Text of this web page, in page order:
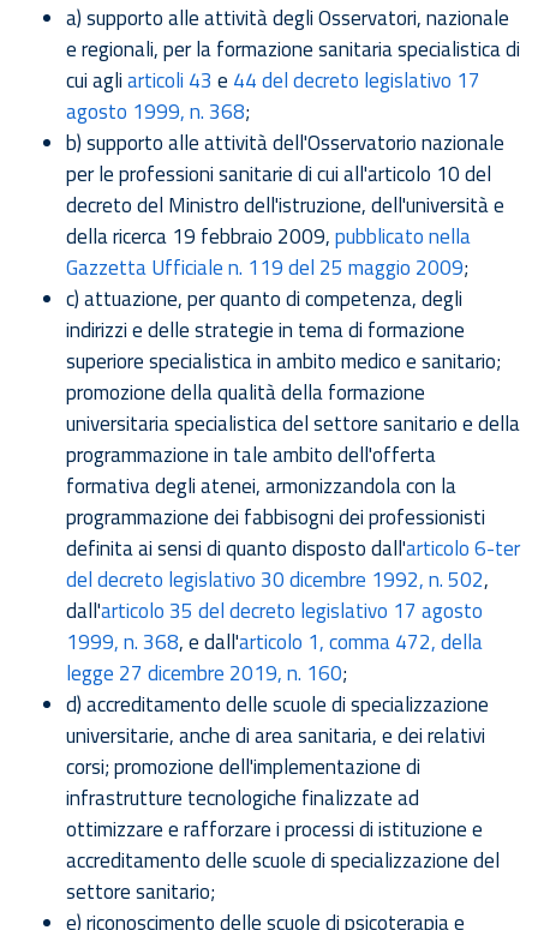
a) supporto alle attività degli Osservatori, nazionale
e regionali, per la formazione sanitaria specialistica di
cui agliarticoli 43 e 44 del decreto legislativo 17
agosto 1999, n. 368;
b) supporto alle attività dell'Osservatorio nazionale
per le professioni sanitarie di cui all'articolo 10 del
decreto del Ministro dell'istruzione, dell'università e
della ricerca 19 febbraio 2009,pubblicato nella
Gazzetta Ufficiale n. 119 del 25 maggio 2009;
c) attuazione, per quanto di competenza, degli
indirizzi e delle strategie in tema di formazione
superiore specialistica in ambito medico e sanitario;
promozione della qualità della formazione
universitaria specialistica del settore sanitario e della
programmazione in tale ambito dell'offerta
formativa degli atenei, armonizzandola con la
programmazione dei fabbisogni dei professionisti
definita ai sensi di quanto disposto dall'articolo 6-ter
del decreto legislativo 30 dicembre 1992, n. 502,
dall'articolo 35 del decreto legislativo 17 agosto
1999, n. 368, e dall'articolo 1, comma 472, della
legge 27 dicembre 2019, n. 160;
d) accreditamento delle scuole di specializzazione
universitarie, anche di area sanitaria, e dei relativi
corsi; promozione dell'implementazione di
infrastrutture tecnologiche finalizzate ad
ottimizzare e rafforzare i processi di istituzione e
accreditamento delle scuole di specializzazione del
settore sanitario;
e) riconoscimento delle scuole di psicoterapia e